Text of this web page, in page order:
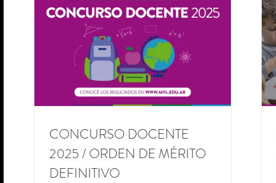
CONCURSO DOCENTE
2025 / ORDEN DE MÉRITO
DEFINITIVO
#Pre-Inscripción2026
MUNICIPALES ] FINALIZADO
Dirección General de Educación Municipal
Infantes Jardines Maternales